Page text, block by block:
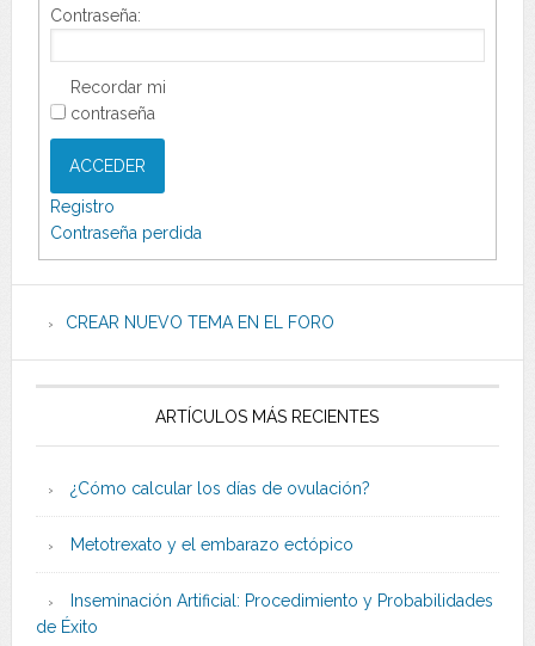
Contraseña:
Recordar mi
contraseña
ACCEDER
Registro
Contraseña perdida
CREAR NUEVO TEMA EN EL FORO
ARTÍCULOS MÁS RECIENTES
¿Cómo calcular los días de ovulación?
Metotrexato y el embarazo ectópico
Inseminación Artificial: Procedimiento y Probabilidades
de Éxito